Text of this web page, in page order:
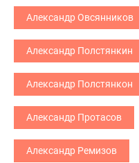
Александр Овсянников
Александр Полстянкин
Александр Полстянкон
Александр Протасов
Александр Ремизов